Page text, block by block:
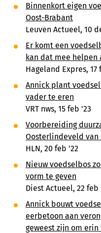
Binnenkort eigen
Oost-Brabant
Leuven Actueel, 10
Er komt een
kan dat mee helpen
Hageland Expres, 17
Annick plant
vader te eren
VRT nws, 15 feb '23
Voorbereiding
Oosterlindeveld van
HLN, 20 feb '22
Nieuw voedselbos
vorm te geven
Diest Actueel, 22 feb
Annick bouwt
eerbetoon aan
geweest zijn om